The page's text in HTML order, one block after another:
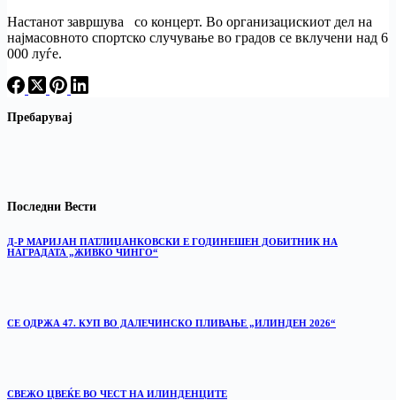
Настанот завршува со концерт. Во организацискиот дел на
најмасовното спортско случување во градов се вклучени над 6
000 луѓе.
Пребарувај
Последни Вести
Д-Р МАРИЈАН ПАТЛИЏАНКОВСКИ Е ГОДИНЕШЕН ДОБИТНИК НА
НАГРАДАТА „ЖИВКО ЧИНГО“
СЕ ОДРЖА 47. КУП ВО ДАЛЕЧИНСКО ПЛИВАЊЕ „ИЛИНДЕН 2026“
‎СВЕЖО ЦВЕЌЕ ВО ЧЕСТ НА ИЛИНДЕНЦИТЕ